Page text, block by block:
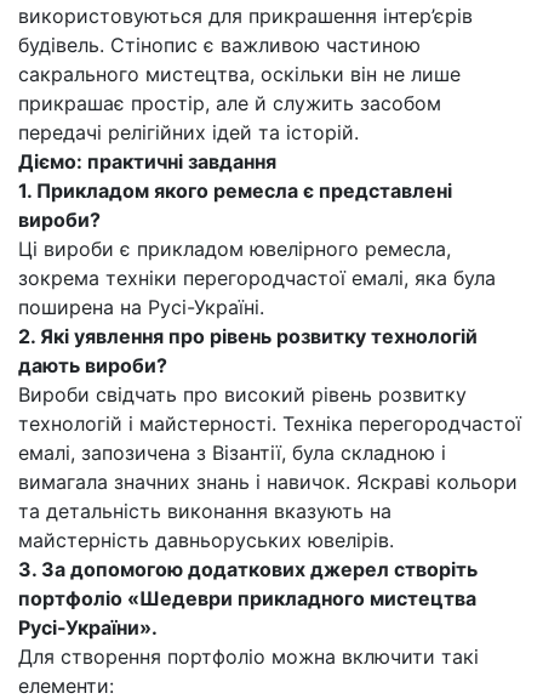
використовуються для прикрашення інтер’єрів
будівель. Стінопис є важливою частиною
сакрального мистецтва, оскільки він не лише
прикрашає простір, але й служить засобом
передачі релігійних ідей та історій.
Діємо: практичні завдання
1. Прикладом якого ремесла є представлені
вироби?
Ці вироби є прикладом ювелірного ремесла,
зокрема техніки перегородчастої емалі, яка була
поширена на Русі-Україні.
2. Які уявлення про рівень розвитку технологій
дають вироби?
Вироби свідчать про високий рівень розвитку
технологій і майстерності. Техніка перегородчастої
емалі, запозичена з Візантії, була складною і
вимагала значних знань і навичок. Яскраві кольори
та детальність виконання вказують на
майстерність давньоруських ювелірів.
3. За допомогою додаткових джерел створіть
портфоліо «Шедеври прикладного мистецтва
Русі-України».
Для створення портфоліо можна включити такі
елементи: